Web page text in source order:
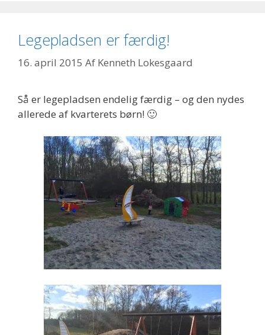
Legepladsen er færdig!
16. april 2015 Af Kenneth Lokesgaard
Så er legepladsen endelig færdig – og den nydes
allerede af kvarterets børn! 🙂